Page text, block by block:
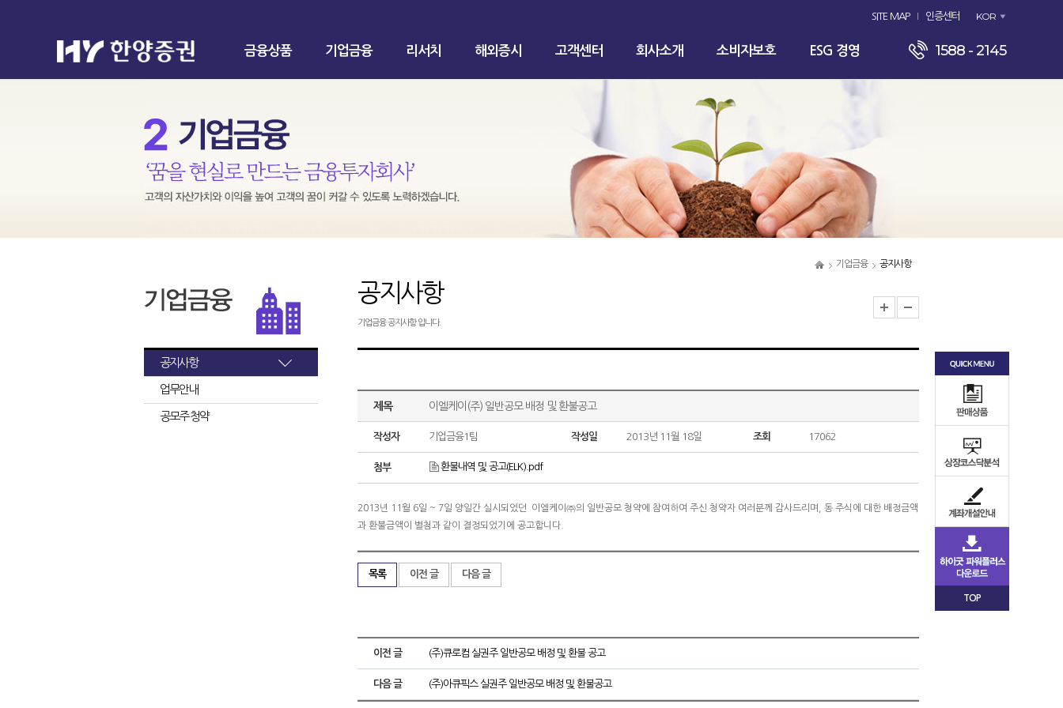
SITE MAP 인증센터 KOR
금융상품 기업금융 리서치 해외증시 고객센터 회사소개 소비자보호 ESG 경영 1588 - 2145
기업금융 공지사항
공지사항
업무안내
공모주 청약
공지사항
기업금융 공지사항 입니다.
제목 이엘케이(주) 일반공모 배정 및 환불공고
작성자 기업금융1팀 작성일 2013년 11월 18일 조회 17062
첨부 환불내역 및 공고(ELK).pdf
2013년 11월 6일 ~ 7일 양일간 실시되었던 이엘케이㈜의 일반공모 청약에 참여하여 주신 청약자 여러분께 감사드리며, 동 주식에 대한 배정금액
과 환불금액이 별첨과 같이 결정되었기에 공고합니다.
목록 이전 글 다음 글
이전 글 (주)큐로컴 실권주 일반공모 배정 및 환불 공고
다음 글 (주)아큐픽스 실권주 일반공모 배정 및 환불공고
TOP